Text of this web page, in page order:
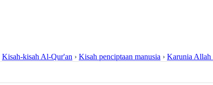
Kisah-kisah Al-Qur'an › Kisah penciptaan manusia › Karunia Allah